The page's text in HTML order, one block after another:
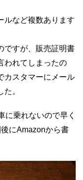
ルなど複数あります
ですが、販売証明書
われてしまったの
カスタマーにメール
。
に乗れないので早く
にAmazonから書